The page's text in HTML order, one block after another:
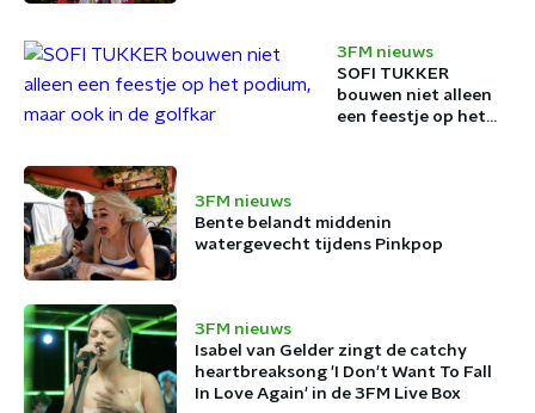
3FM nieuws
SOFI TUKKER
bouwen niet alleen
een feestje op het
3FM nieuws
Bente belandt middenin
watergevecht tijdens Pinkpop
3FM nieuws
Isabel van Gelder zingt de catchy
heartbreaksong 'I Don't Want To Fall
In Love Again' in de 3FM Live Box